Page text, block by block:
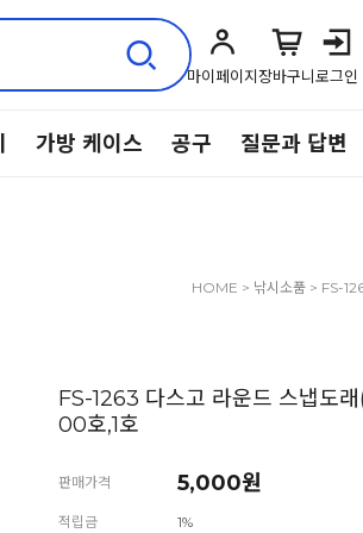
마이페이지장바구니로그인
가방 케이스 공구 질문과 답변
HOME > 낚시소품 > FS-
FS-1263 다스고 라운드 스냅도
00호,1호
판매가격 5,000원
적립금 1%